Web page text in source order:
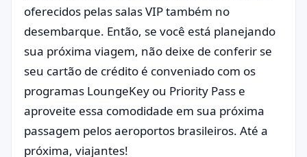
oferecidos pelas salas VIP também no
desembarque. Então, se você está planejando
sua próxima viagem, não deixe de conferir se
seu cartão de crédito é conveniado com os
programas LoungeKey ou Priority Pass e
aproveite essa comodidade em sua próxima
passagem pelos aeroportos brasileiros. Até a
próxima, viajantes!